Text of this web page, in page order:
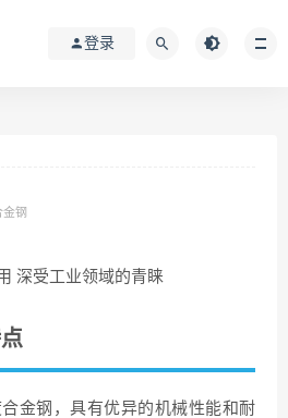
登录
金钢
深受工业领域的青睐
金钢，具有优异的机械性能和耐